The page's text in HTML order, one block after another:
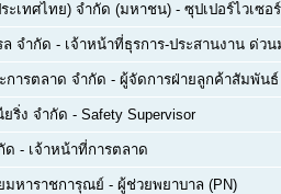
ะเทศไทย) จำกัด (มหาชน) - ซุปเปอร์ไวเซ
จำกัด - เจ้าหน้าที่ธุรการ-ประสานงาน ด่วน
ารตลาด จำกัด - ผู้จัดการฝ่ายลูกค้าสัมพันธ์
ริ่ง จำกัด - Safety Supervisor
ด - เจ้าหน้าที่การตลาด
มหาราชการุณย์ - ผู้ช่วยพยาบาล (PN)